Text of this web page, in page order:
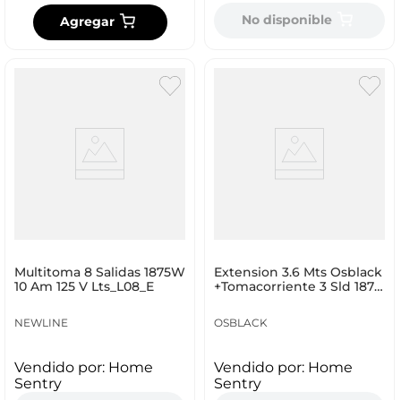
Agregar No disponible
Multitoma 8 Salidas 1875W
10 Am 125 V Lts_L08_E
NEWLINE
Vendido por: Home
Sentry
Extension 3.6 Mts Osblack
+Tomacorriente 3 Sld 1875
OSBLACK
Vendido por: Home
Sentry